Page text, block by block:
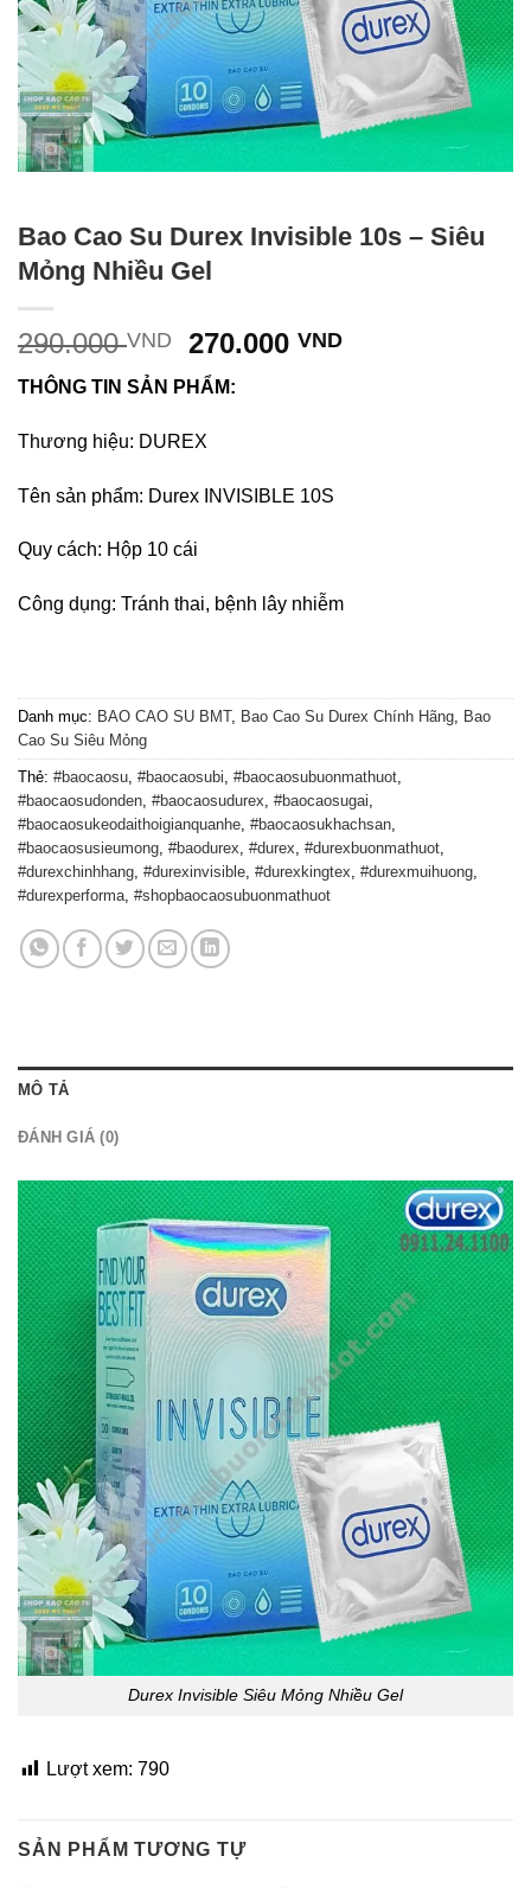
Bao Cao Su Durex Invisible 10s – Siêu
Mỏng Nhiều Gel
290.000VND
Giá
gốc
là:
290.000 VND.
270.000VNDGiá
THÔNG TIN SẢN PHẨM:
Thương hiệu: DUREX
Tên sản phẩm: Durex INVISIBLE 10S
Quy cách: Hộp 10 cái
Công dụng: Tránh thai, bệnh lây nhiễm
Danh mục: BAO CAO SU BMT, Bao Cao Su Durex Chính Hãng
Bao
Cao Su Siêu Mỏng
Thẻ: #baocaosu #baocaosubi #baocaosubuonmathuot
#baocaosudonden #baocaosudurex #baocaosugai
#baocaosukeodaithoigianquanhe #baocaosukhachsan
#baocaosusieumong #baodurex #durex #durexbuonmathuot
#durexchinhhang #durexinvisible #durexkingtex #durexmuihuong
#durexperforma #shopbaocaosubuonmathuot
MÔ TẢ
ĐÁNH GIÁ (0)
Durex Invisible Siêu Mỏng Nhiều Gel
Lượt xem: 790
SẢN PHẨM TƯƠNG TỰ